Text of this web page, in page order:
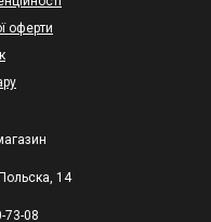
оферти
14
73-08